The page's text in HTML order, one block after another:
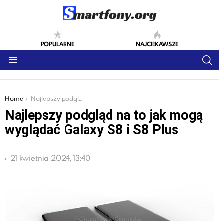
POPULARNE NAJCIEKAWSZE
You are here:
Home Najlepszy podgląd na to jak mogą wyglądać Galaxy S8 i S8 Plus
Najlepszy podgląd na to jak mogą
wyglądać Galaxy S8 i S8 Plus
21 kwietnia 2024, 13:40